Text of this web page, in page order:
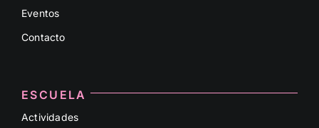
Eventos
Contacto
ESCUELA
Actividades